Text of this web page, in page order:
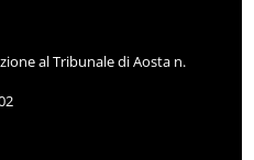
al Tribunale di Aosta n.